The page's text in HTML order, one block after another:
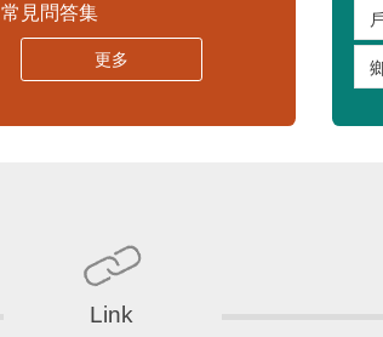
常見問答集
更多